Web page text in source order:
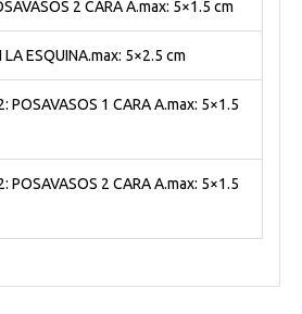
2 CARA A.max: 5×1.5 cm
LA ESQUINA.max: 5×2.5 cm
POSAVASOS 1 CARA A.max: 5×1.5
POSAVASOS 2 CARA A.max: 5×1.5